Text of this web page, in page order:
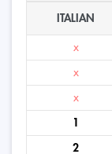
ITALIAN
x
x
x
1
2